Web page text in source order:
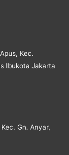
Kec.
Ibukota Jakarta
Gn. Anyar,